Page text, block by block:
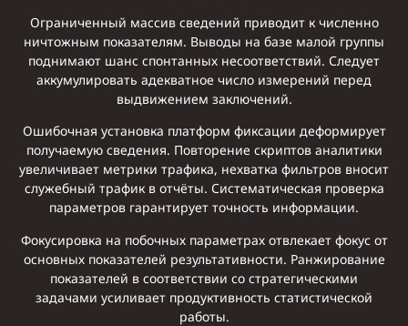
Ограниченный массив сведений приводит к численно
ничтожным показателям. Выводы на базе малой группы
поднимают шанс спонтанных несоответствий. Следует
аккумулировать адекватное число измерений перед
выдвижением заключений.
Ошибочная установка платформ фиксации деформирует
получаемую сведения. Повторение скриптов аналитики
увеличивает метрики трафика, нехватка фильтров вносит
служебный трафик в отчёты. Систематическая проверка
параметров гарантирует точность информации.
Фокусировка на побочных параметрах отвлекает фокус от
основных показателей результативности. Ранжирование
показателей в соответствии со стратегическими
задачами усиливает продуктивность статистической
работы.